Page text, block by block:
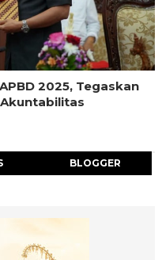
2025, Tegaskan
BLOGGER